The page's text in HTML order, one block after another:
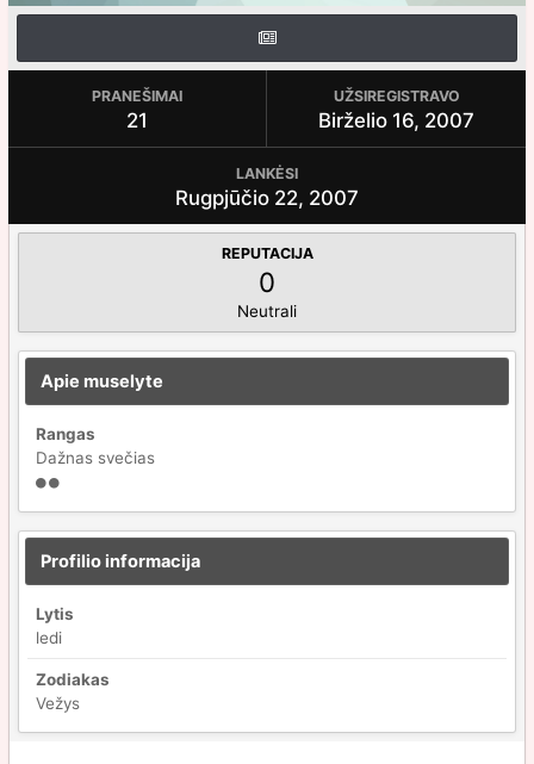
PRANEŠIMAI
21
UŽSIREGISTRAVO
Birželio 16, 2007
LANKĖSI
Rugpjūčio 22, 2007
REPUTACIJA
0
Neutrali
Apie muselyte
Rangas
Dažnas svečias
Profilio informacija
Lytis
ledi
Zodiakas
Vežys